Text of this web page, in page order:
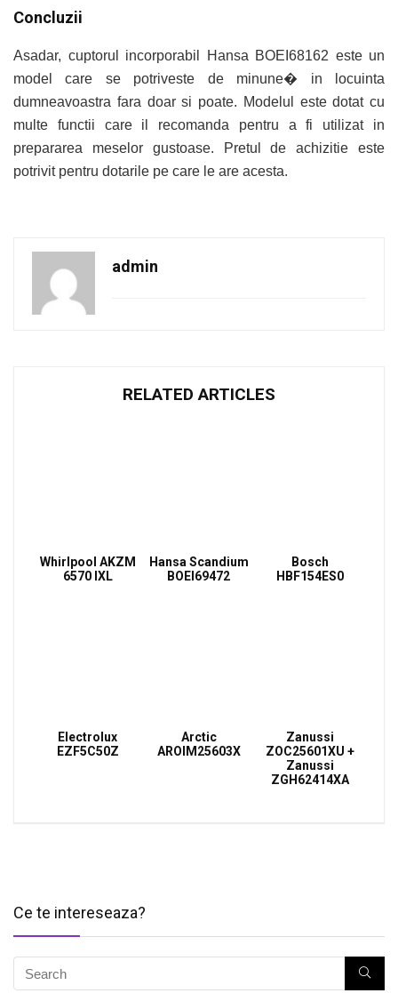
Concluzii
Asadar, cuptorul incorporabil Hansa BOEI68162 este un
model care se potriveste de minune� in locuinta
dumneavoastra fara doar si poate. Modelul este dotat cu
multe functii care il recomanda pentru a fi utilizat in
prepararea meselor gustoase. Pretul de achizitie este
potrivit pentru dotarile pe care le are acesta.
admin
RELATED ARTICLES
Whirlpool AKZM
6570 IXL
Hansa Scandium
BOEI69472
Bosch
HBF154ES0
Electrolux
EZF5C50Z
Arctic
AROIM25603X
Zanussi
ZOC25601XU +
Zanussi
ZGH62414XA
Ce te intereseaza?